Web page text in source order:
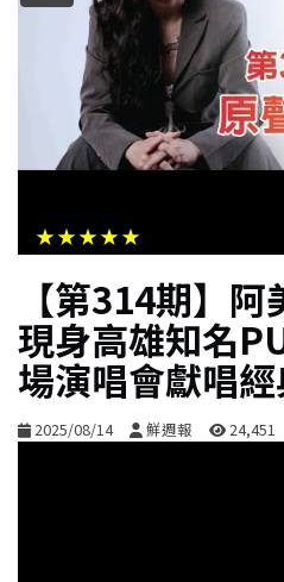
活
活
綜
影
音
★★★★★
【第314期】
現身高雄知名
場演唱會獻唱
2025/08/14 鮮週報 24,451